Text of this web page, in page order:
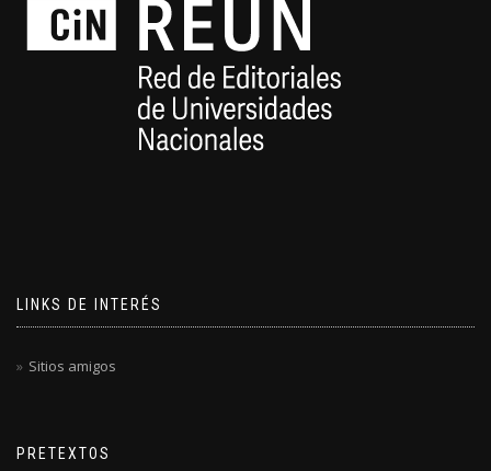
LINKS DE INTERÉS
Sitios amigos
PRETEXTOS